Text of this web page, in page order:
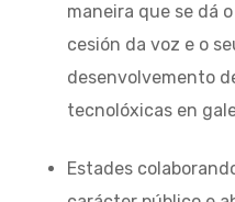
maneira que se dá
cesión da voz e o
desenvolvemento
tecnolóxicas en
Estades